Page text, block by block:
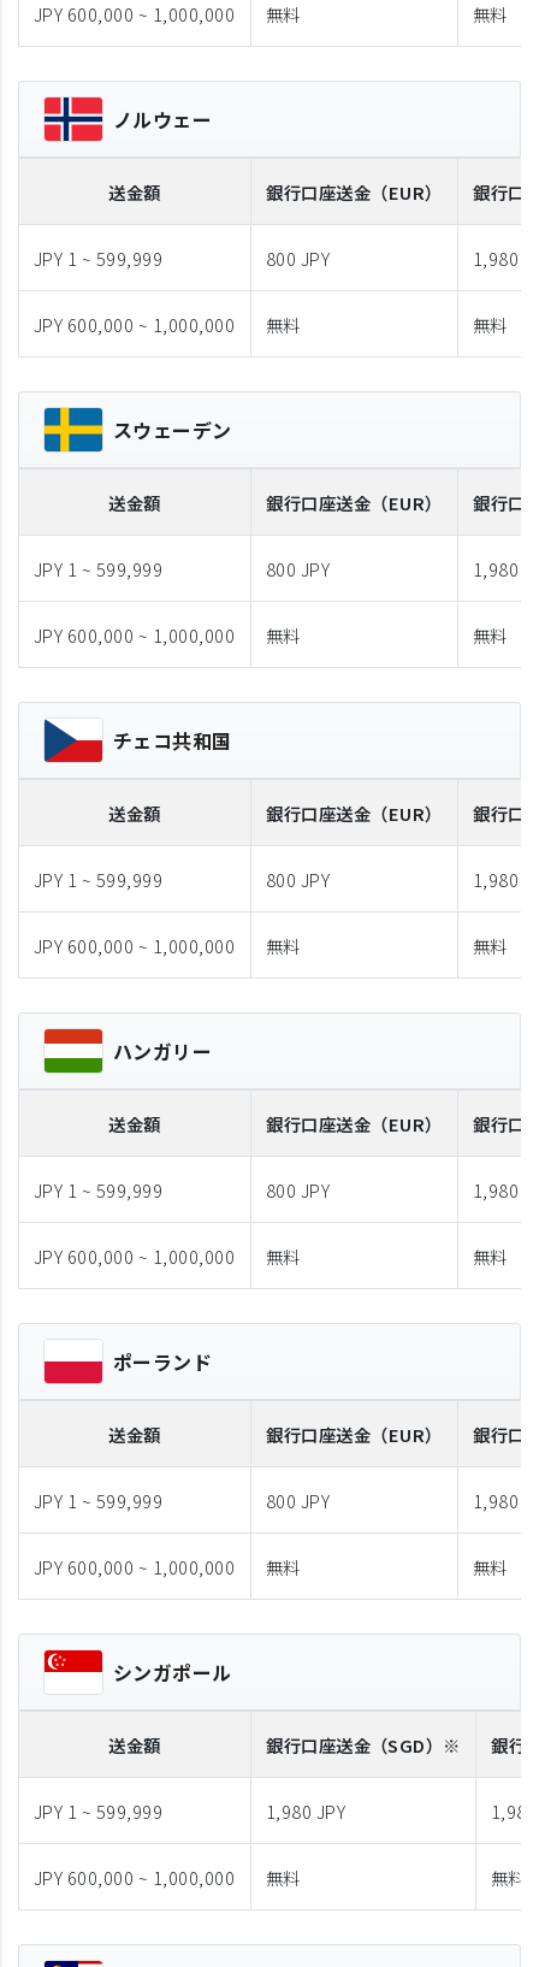
JPY 600,000 ~ 1,000,000 無料 無料
ノルウェー
送金額 銀行口座送金 （EUR） 銀行口
JPY 1 ~ 599,999 800 JPY 1,980
JPY 600,000 ~ 1,000,000 無料 無料
スウェーデン
送金額 銀行口座送金 （EUR） 銀行口
JPY 1 ~ 599,999 800 JPY 1,980
JPY 600,000 ~ 1,000,000 無料 無料
チェコ共和国
送金額 銀行口座送金 （EUR） 銀行口
JPY 1 ~ 599,999 800 JPY 1,980
JPY 600,000 ~ 1,000,000 無料 無料
ハンガリー
送金額 銀行口座送金 （EUR） 銀行口
JPY 1 ~ 599,999 800 JPY 1,980
JPY 600,000 ~ 1,000,000 無料 無料
ポーランド
送金額 銀行口座送金 （EUR） 銀行口
JPY 1 ~ 599,999 800 JPY 1,980
JPY 600,000 ~ 1,000,000 無料 無料
シンガポール
送金額 銀行口座送金 （SGD）※ 銀行
JPY 1 ~ 599,999 1,980 JPY
JPY 600,000 ~ 1,000,000 無料 無料